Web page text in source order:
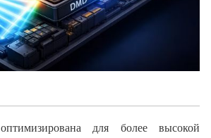
для более высокой